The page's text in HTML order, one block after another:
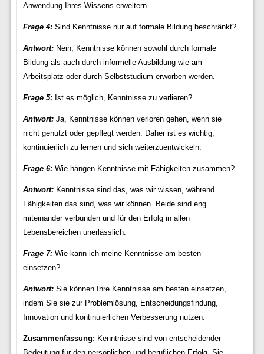
Anwendung Ihres Wissens erweitern.
Frage 4:Sind Kenntnisse nur auf formale Bildung beschränkt?
Antwort:Nein, Kenntnisse können sowohl durch formale
Bildung als auch durch informelle Ausbildung wie am
Arbeitsplatz oder durch Selbststudium erworben werden.
Frage 5:Ist es möglich, Kenntnisse zu verlieren?
Antwort:Ja, Kenntnisse können verloren gehen, wenn sie
nicht genutzt oder gepflegt werden. Daher ist es wichtig,
kontinuierlich zu lernen und sich weiterzuentwickeln.
Frage 6:Wie hängen Kenntnisse mit Fähigkeiten zusammen?
Antwort:Kenntnisse sind das, was wir wissen, während
Fähigkeiten das sind, was wir können. Beide sind eng
miteinander verbunden und für den Erfolg in allen
Lebensbereichen unerlässlich.
Frage 7:Wie kann ich meine Kenntnisse am besten
einsetzen?
Antwort:Sie können Ihre Kenntnisse am besten einsetzen,
indem Sie sie zur Problemlösung, Entscheidungsfindung,
Innovation und kontinuierlichen Verbesserung nutzen.
Zusammenfassung: Kenntnisse sind von entscheidender